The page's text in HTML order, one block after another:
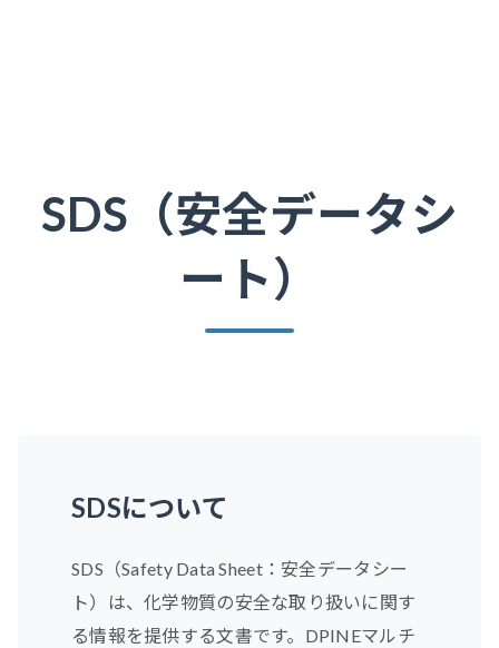
SDS（安全データシ
ート）
SDSについて
SDS（Safety Data Sheet：安全データシー
ト）は、化学物質の安全な取り扱いに関す
る情報を提供する文書です。DPINEマルチ